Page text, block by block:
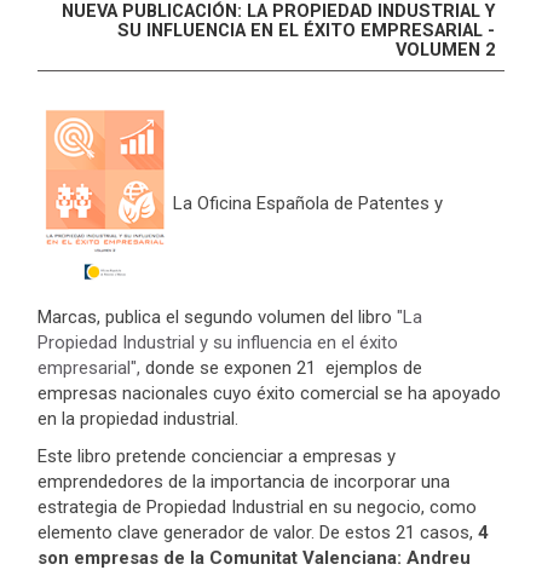
NUEVA PUBLICACIÓN: LA PROPIEDAD INDUSTRIAL Y
SU INFLUENCIA EN EL ÉXITO EMPRESARIAL -
VOLUMEN 2
La Oficina Española de Patentes y
Marcas, publica el segundo volumen del libro "La
Propiedad Industrial y su influencia en el éxito
empresarial", donde se exponen 21 ejemplos de
empresas nacionales cuyo éxito comercial se ha apoyado
en la propiedad industrial.
Este libro pretende concienciar a empresas y
emprendedores de la importancia de incorporar una
estrategia de Propiedad Industrial en su negocio, como
elemento clave generador de valor. De estos 21 casos, 4
son empresas de la Comunitat Valenciana: Andreu